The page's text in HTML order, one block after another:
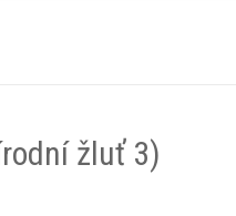
žluť 3)